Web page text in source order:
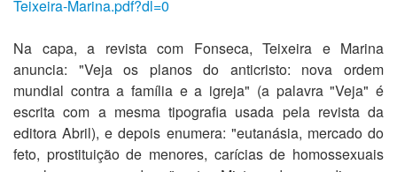
Teixeira-Marina.pdf?dl=0
Na capa, a revista com Fonseca, Teixeira e Marina
anuncia: "Veja os planos do anticristo: nova ordem
mundial contra a família e a igreja" (a palavra "Veja" é
escrita com a mesma tipografia usada pela revista da
editora Abril), e depois enumera: "eutanásia, mercado do
feto, prostituição de menores, carícias de homossexuais